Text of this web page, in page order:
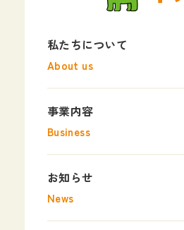
私たちについて
About us
事業内容
Business
お知らせ
News